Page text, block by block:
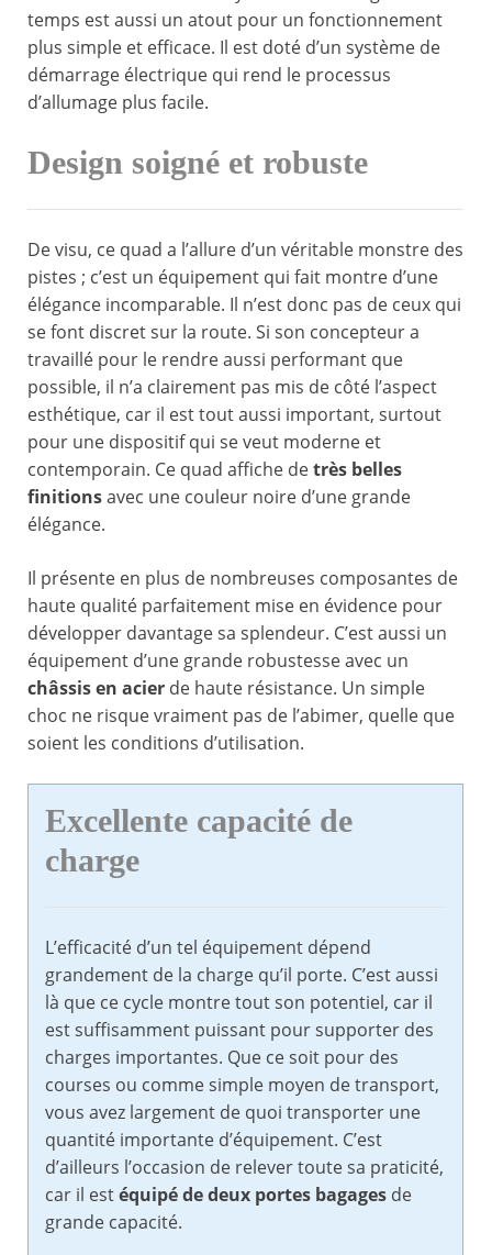
temps est aussi un atout pour un fonctionnement
plus simple et efficace. Il est doté d’un système de
démarrage électrique qui rend le processus
d’allumage plus facile.
Design soigné et robuste
De visu, ce quad a l’allure d’un véritable monstre des
pistes ; c’est un équipement qui fait montre d’une
élégance incomparable. Il n’est donc pas de ceux qui
se font discret sur la route. Si son concepteur a
travaillé pour le rendre aussi performant que
possible, il n’a clairement pas mis de côté l’aspect
esthétique, car il est tout aussi important, surtout
pour une dispositif qui se veut moderne et
contemporain. Ce quad affiche detrès belles
finitionsavec une couleur noire d’une grande
élégance.
Il présente en plus de nombreuses composantes de
haute qualité parfaitement mise en évidence pour
développer davantage sa splendeur. C’est aussi un
équipement d’une grande robustesse avec un
châssis en acier de haute résistance. Un simple
choc ne risque vraiment pas de l’abimer, quelle que
soient les conditions d’utilisation.
Excellente capacité de
charge
L’efficacité d’un tel équipement dépend
grandement de la charge qu’il porte. C’est aussi
là que ce cycle montre tout son potentiel, car il
est suffisamment puissant pour supporter des
charges importantes. Que ce soit pour des
courses ou comme simple moyen de transport,
vous avez largement de quoi transporter une
quantité importante d’équipement. C’est
d’ailleurs l’occasion de relever toute sa praticité,
car il estéquipé de deux portes bagages de
grande capacité.